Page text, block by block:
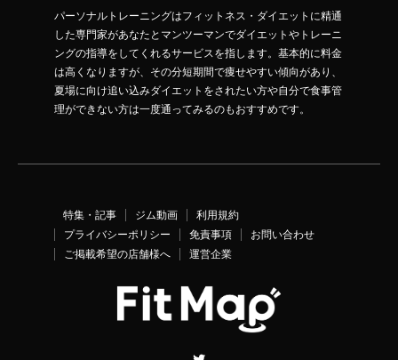
パーソナルトレーニングはフィットネス・ダイエットに精通
した専門家があなたとマンツーマンでダイエットやトレーニ
ングの指導をしてくれるサービスを指します。基本的に料金
は高くなりますが、その分短期間で痩せやすい傾向があり、
夏場に向け追い込みダイエットをされたい方や自分で食事管
理ができない方は一度通ってみるのもおすすめです。
特集・記事 ジム動画
利用規約
プライバシーポリシー
免責事項
お問い合わせ
ご掲載希望の店舗様へ
運営企業